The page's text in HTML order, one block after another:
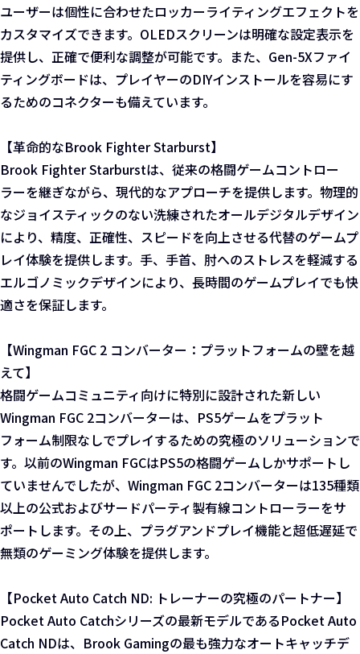
ユーザーは個性に合わせたロッカーライティングエフェクトを
カスタマイズできます。OLEDスクリーンは明確な設定表示を
提供し、正確で便利な調整が可能です。また、Gen-5Xファイ
ティングボードは、プレイヤーのDIYインストールを容易にす
るためのコネクターも備えています。
【革命的なBrook Fighter Starburst】
Brook Fighter Starburstは、従来の格闘ゲームコントロー
ラーを継ぎながら、現代的なアプローチを提供します。物理的
なジョイスティックのない洗練されたオールデジタルデザイン
により、精度、正確性、スピードを向上させる代替のゲームプ
レイ体験を提供します。手、手首、肘へのストレスを軽減する
エルゴノミックデザインにより、長時間のゲームプレイでも快
適さを保証します。
【Wingman FGC 2 コンバーター：プラットフォームの壁を越
えて】
格闘ゲームコミュニティ向けに特別に設計された新しい
Wingman FGC 2コンバーターは、PS5ゲームをプラット
フォーム制限なしでプレイするための究極のソリューションで
す。以前のWingman FGCはPS5の格闘ゲームしかサポートし
ていませんでしたが、Wingman FGC 2コンバーターは135種類
以上の公式およびサードパーティ製有線コントローラーをサ
ポートします。その上、プラグアンドプレイ機能と超低遅延で
無類のゲーミング体験を提供します。
【Pocket Auto Catch ND: トレーナーの究極のパートナー】
Pocket Auto Catchシリーズの最新モデルであるPocket Auto
Catch NDは、Brook Gamingの最も強力なオートキャッチデ